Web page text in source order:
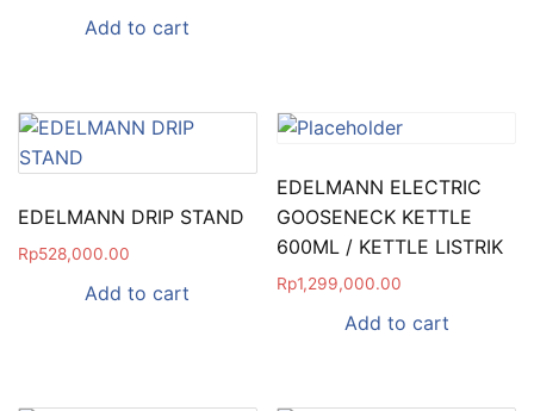
Add to cart
EDELMANN DRIP STAND
Rp528,000.00
Add to cart
EDELMANN ELECTRIC
GOOSENECK KETTLE
600ML / KETTLE LISTRIK
Rp1,299,000.00
Add to cart